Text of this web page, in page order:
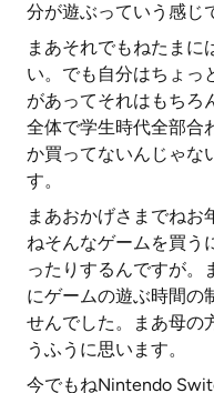
分が遊ぶっていう感じ
まあそれでもねたまに
い。でも自分はちょっ
があってそれはもちろ
全体で学生時代全部合
か買ってないんじゃな
す。
まあおかげさまでねお
ねそんなゲームを買う
ったりするんですが。
にゲームの遊ぶ時間の
せんでした。まあ母の
うふうに思います。
今でもねNintendo